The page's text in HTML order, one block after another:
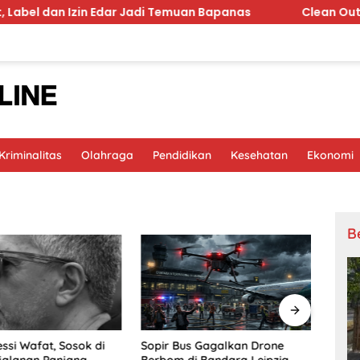
Izin Edar Jadi Temuan Bapanas Clean Outfit 2026
Olahraga Pendidikan Kesehatan Ekonomi
Wafat, Sosok di
Sopir Bus Gagalkan Drone